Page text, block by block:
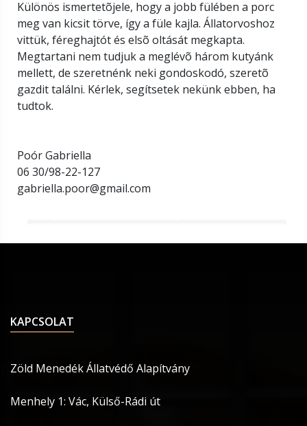
Különös ismertetõjele, hogy a jobb fülében a porc
meg van kicsit törve, így a füle kajla. Állatorvoshoz
vittük, féreghajtót és elsõ oltását megkapta.
Megtartani nem tudjuk a meglévõ három kutyánk
mellett, de szeretnénk neki gondoskodó, szeretõ
gazdit találni. Kérlek, segítsetek nekünk ebben, ha
tudtok.
Poór Gabriella
06 30/98-22-127
gabriella.poor@gmail.com
KAPCSOLAT
Zöld Menedék Állatvédő Alapítvány
Menhely 1: Vác, Külső-Rádi út